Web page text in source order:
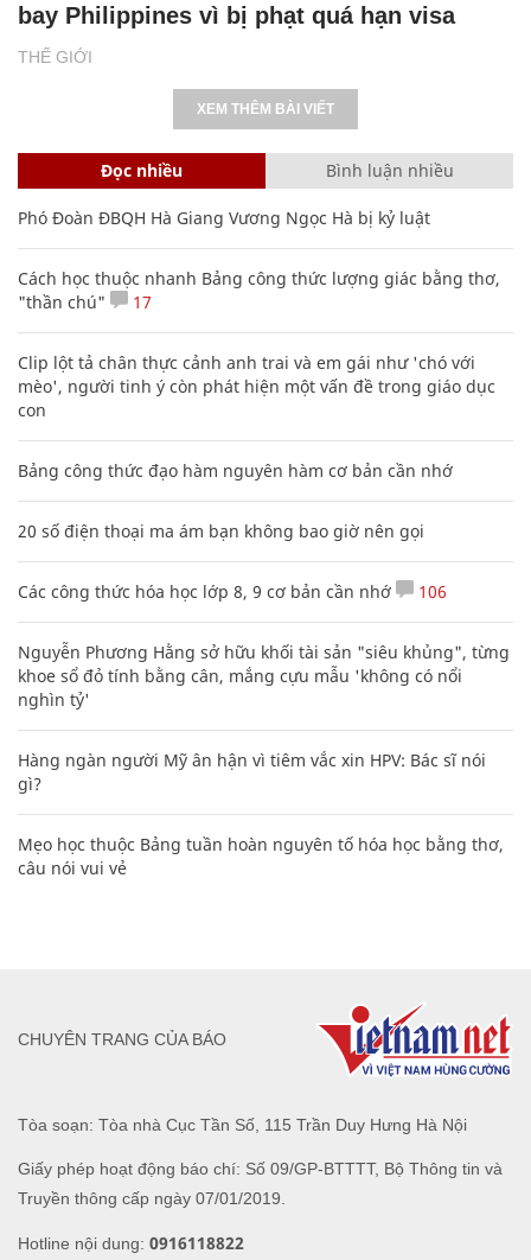
THẾ GIỚI
bay Philippines vì bị phạt quá hạn visa
XEM THÊM BÀI VIẾT
Đọc nhiều Bình luận nhiều
Phó Đoàn ĐBQH Hà Giang Vương Ngọc Hà bị kỷ luật
Cách học thuộc nhanh Bảng công thức lượng giác bằng thơ,
"thần chú"
17
Clip lột tả chân thực cảnh anh trai và em gái như 'chó với
mèo', người tinh ý còn phát hiện một vấn đề trong giáo dục
con
Bảng công thức đạo hàm nguyên hàm cơ bản cần nhớ
20 số điện thoại ma ám bạn không bao giờ nên gọi
Các công thức hóa học lớp 8, 9 cơ bản cần nhớ 106
Nguyễn Phương Hằng sở hữu khối tài sản "siêu khủng", từng
khoe sổ đỏ tính bằng cân, mắng cựu mẫu 'không có nổi
nghìn tỷ'
Hàng ngàn người Mỹ ân hận vì tiêm vắc xin HPV: Bác sĩ nói
gì?
Mẹo học thuộc Bảng tuần hoàn nguyên tố hóa học bằng thơ,
câu nói vui vẻ
Tòa soạn: Tòa nhà Cục Tần Số, 115 Trần Duy Hưng Hà Nội
Giấy phép hoạt động báo chí: Số 09/GP-BTTTT, Bộ Thông tin và
Truyền thông cấp ngày 07/01/2019.
Hotline nội dung: 0916118822
CHUYÊN TRANG CỦA BÁO